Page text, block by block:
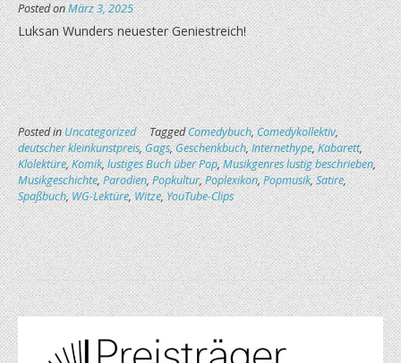
Posted onMärz 3, 2025
Luksan Wunders neuester Geniestreich!
Posted inUncategorized TaggedComedybuch,Comedykollektiv,
deutscher kleinkunstpreis,Gags,Geschenkbuch,Internethype,Kabarett,
Klolektüre,Komik,lustiges Buch über Pop,Musikgenres lustig beschrieben,
Musikgeschichte,Parodien,Popkultur,Poplexikon,Popmusik,Satire,
Spaßbuch,WG-Lektüre,Witze,YouTube-Clips